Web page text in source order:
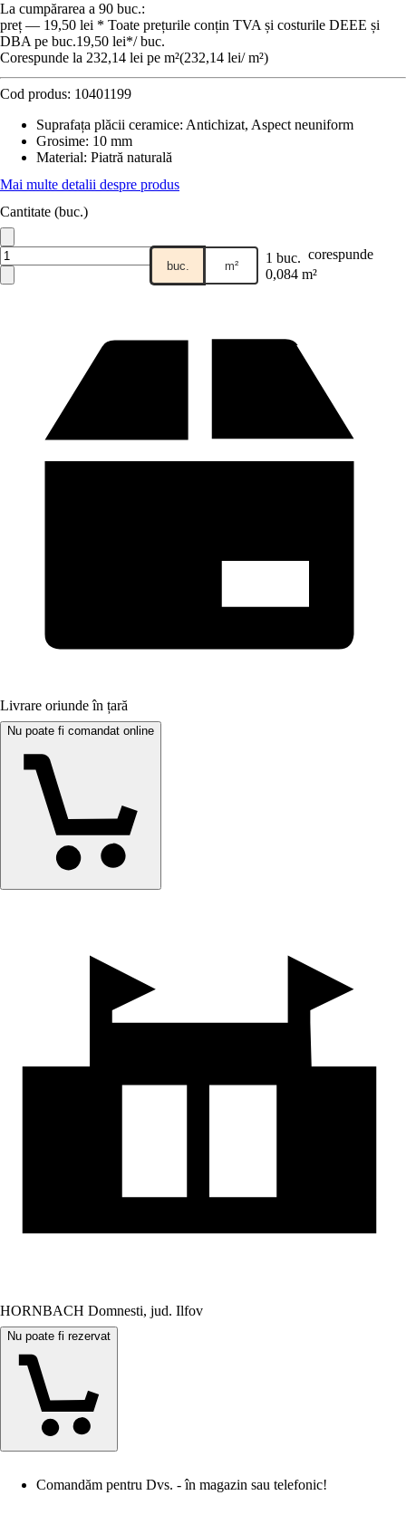
La cumpărarea a 90 buc.:
preț — 19,50 lei * Toate prețurile conțin TVA și costurile DEEE și
DBA pe buc.19,50 lei*/ buc.
Corespunde la 232,14 lei pe m²(232,14 lei/ m²)
Cod produs: 10401199
Suprafața plăcii ceramice: Antichizat, Aspect neuniform
Grosime: 10 mm
Material: Piatră naturală
Mai multe detalii despre produs
Cantitate (buc.)
buc. m² 1 buc. corespunde
0,084 m²
Livrare oriunde în țară
Nu poate fi comandat online
HORNBACH Domnesti, jud. Ilfov
Nu poate fi rezervat
Comandăm pentru Dvs. - în magazin sau telefonic!